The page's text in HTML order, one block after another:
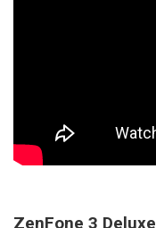
ZenFone 3 Deluxe